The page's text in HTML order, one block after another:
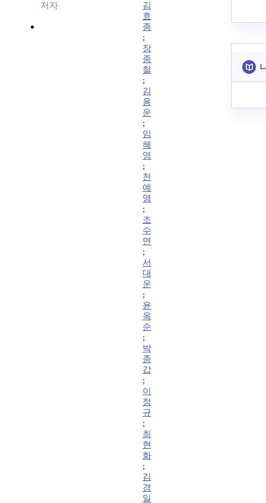
저자
김
효
종
;
장
종
철
;
김
용
운
;
임
혜
영
;
천
예
영
;
조
수
연
;
서
대
운
;
윤
옥
순
;
박
종
갑
;
이
정
규
;
최
현
화
;
김
경
일